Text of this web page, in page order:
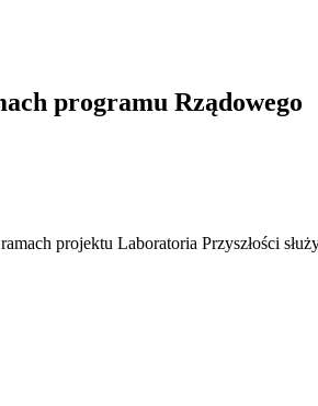
programu Rządowego
projektu Laboratoria Przyszłości